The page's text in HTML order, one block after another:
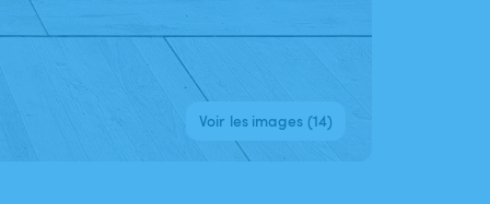
Voir les images (14)